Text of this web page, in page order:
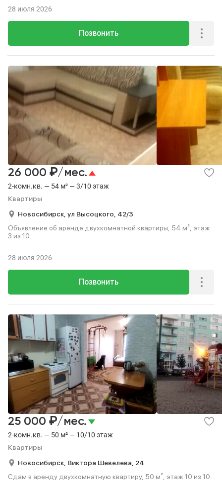
Позвонить
28 июля 2026
2-комн.кв. — 54 м² — 3/10 этаж
Квартиры
26 000 ₽/мес.
Новосибирск, ул Высоцкого, 42/3
Объявление об аренде двухкомнатной квартиры, 54 м², этаж
3 из 10.
Позвонить
28 июля 2026
2-комн.кв. — 50 м² — 10/10 этаж
Квартиры
25 000 ₽/мес.
Новосибирск, Виктора Шевелева, 24
Сдам в аренду двухкомнатную квартиру, 50 м², этаж 10 из 10.